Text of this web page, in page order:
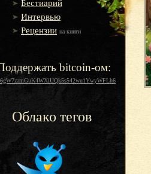
Бестиарий
Интервью
Рецензии на книги
bitcoin-ом:
Облако тегов